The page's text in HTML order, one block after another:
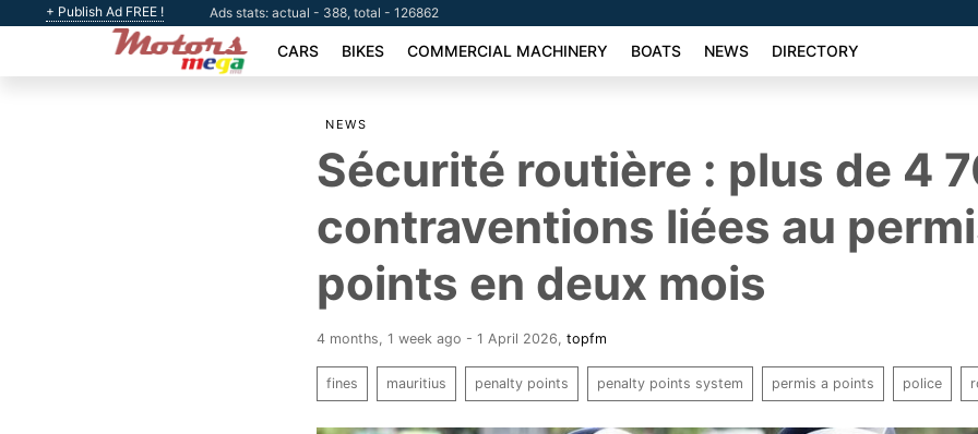
+ Publish Ad FREE ! Ads stats: actual - 388, total - 126862
CARS BIKES COMMERCIAL MACHINERY BOATS NEWS DIRECTORY
NEWS
Sécurité routière : plus de 4
contraventions liées au
points en deux mois
4 months, 1 week ago - 1 April 2026 ,topfm
fines mauritius penalty points penalty points system permis a points police